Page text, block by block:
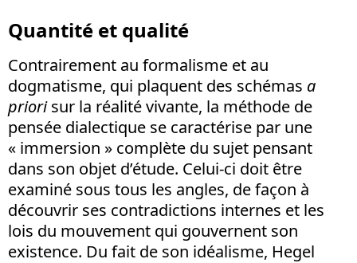
Quantité et qualité
Contrairement au formalisme et au
dogmatisme, qui plaquent des schémas a
priorisur la réalité vivante, la méthode de
pensée dialectique se caractérise par une
« immersion » complète du sujet pensant
dans son objet d’étude. Celui-ci doit être
examiné sous tous les angles, de façon à
découvrir ses contradictions internes et les
lois du mouvement qui gouvernent son
existence. Du fait de son idéalisme, Hegel